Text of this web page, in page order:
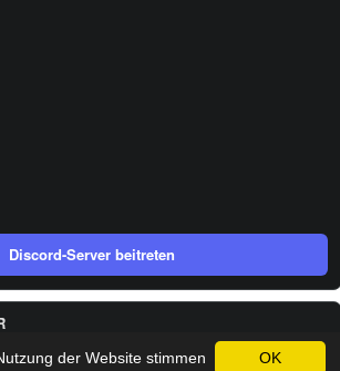
Discord-Server beitreten
OK
der Website stimmen